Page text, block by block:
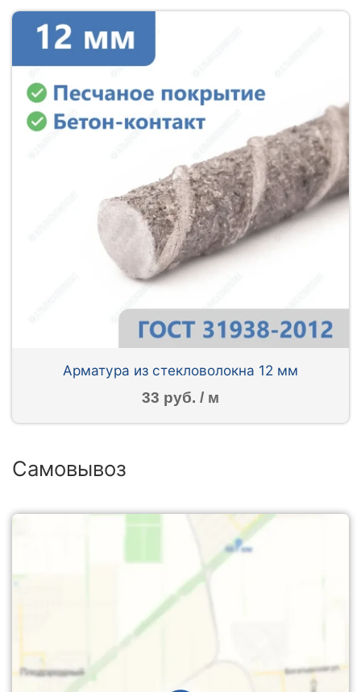
Арматура из стекловолокна 12 мм
33 руб. / м
Самовывоз